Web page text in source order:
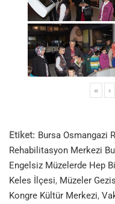
« ‹
Etiket: Bursa Osmangazi
Rehabilitasyon Merkezi
Engelsiz Müzelerde Hep
Keles İlçesi, Müzeler
Kongre Kültür Merkezi,